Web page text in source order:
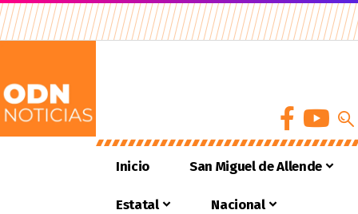
Inicio San Miguel de Allende
Estatal Nacional